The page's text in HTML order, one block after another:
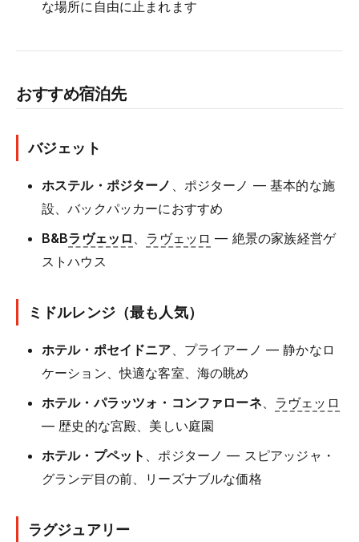
な場所に自由に止まれます
おすすめ宿泊先
バジェット
ホステル・ポジターノ 、ポジターノ — 基本的な施
設、バックパッカーにおすすめ
B&Bラヴェッロ 、 ラヴェッロ — 絶景の家族経営ゲ
ストハウス
ミドルレンジ（最も人気）
ホテル・ポセイドニア、プライアーノ — 静かなロ
ケーション、快適な客室、海の眺め
ホテル・パラッツォ・コンファローネ、 ラヴェッロ
— 歴史的な宮殿、美しい庭園
ホテル・プペット 、ポジターノ — スピアッジャ・
グランデ目の前、リーズナブルな価格
ラグジュアリー